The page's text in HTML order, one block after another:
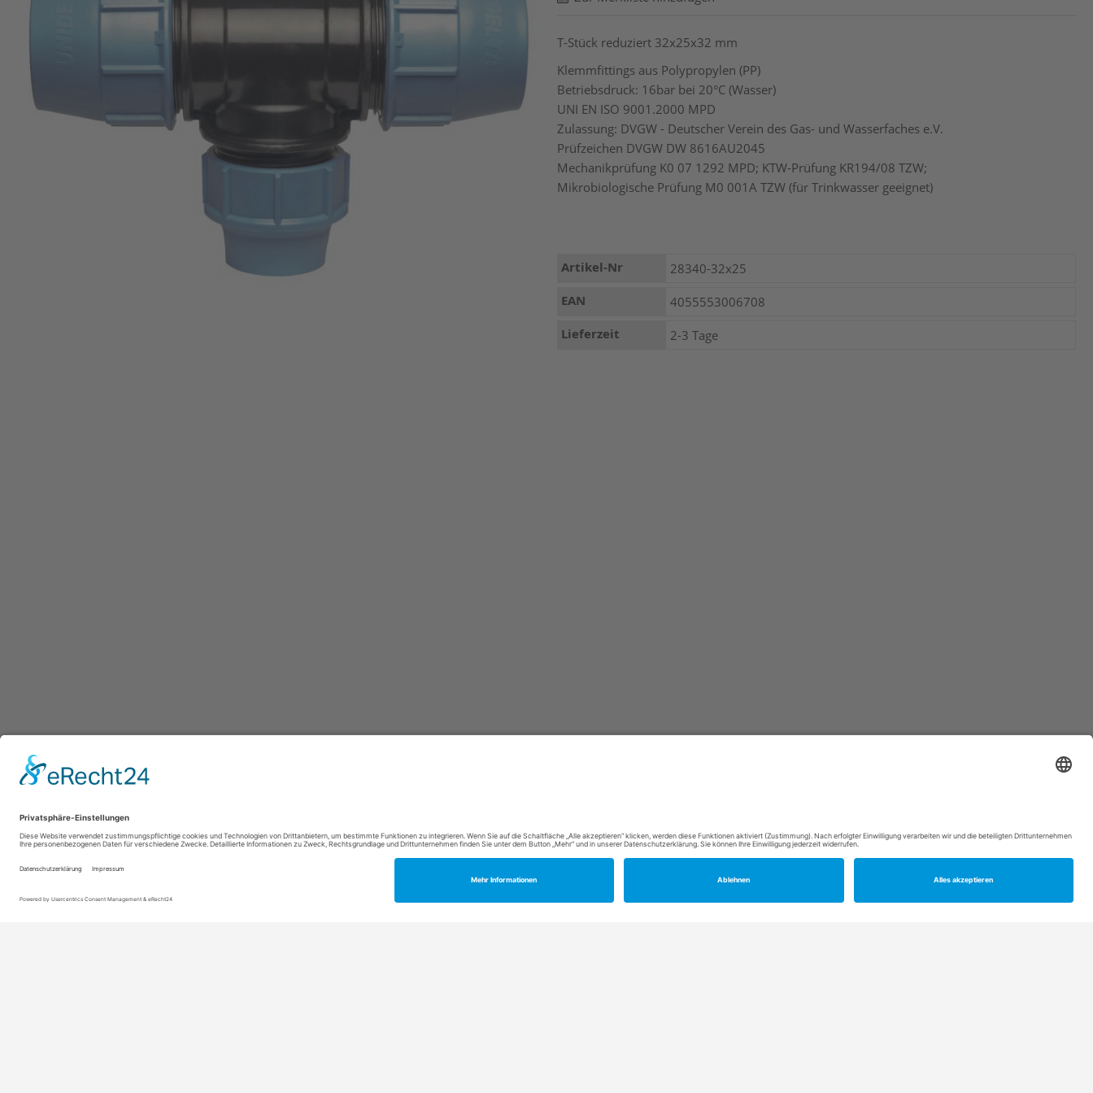
T-Stück reduziert 32x25x32 mm
Klemmfittings aus Polypropylen (PP)
Betriebsdruck: 16bar bei 20°C (Wasser)
UNI EN ISO 9001.2000 MPD
Zulassung: DVGW - Deutscher Verein des Gas- und Wasserfaches e.V.
Prüfzeichen DVGW DW 8616AU2045
Mechanikprüfung K0 07 1292 MPD; KTW-Prüfung KR194/08 TZW;
Mikrobiologische Prüfung M0 001A TZW (für Trinkwasser geeignet)
Mehr
Artikel-Nr 28340-32x25
EAN 4055553006708
Lieferzeit 2-3 Tage